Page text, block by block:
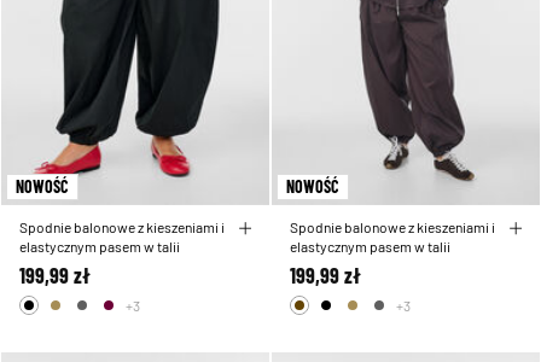
NOWOŚĆ
Spodnie balonowe z kieszeniami i
elastycznym pasem w talii
199,99 zł
+3
NOWOŚĆ
Spodnie balonowe z kieszeniami i
elastycznym pasem w talii
199,99 zł
+3